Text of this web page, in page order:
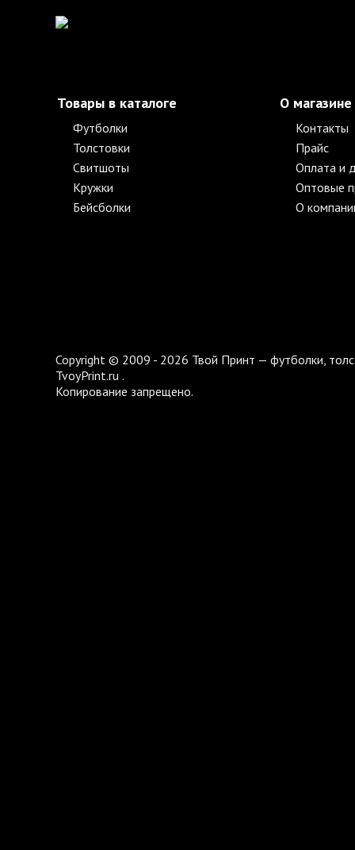
Товары в каталоге
Футболки
Толстовки
Свитшоты
Кружки
Бейсболки
О магазине
Контакты
Прайс
Оплата и
Оптовые
О
Copyright © 2009 - 2026 Твой Принт — футболки,
TvoyPrint.ru .
Копирование запрещено.